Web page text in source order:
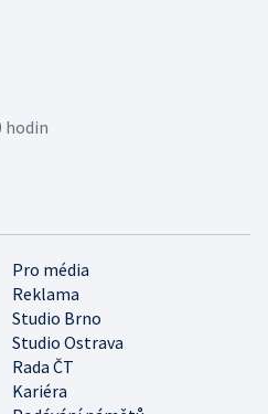
Pro média
Reklama
Studio Brno
Studio Ostrava
Rada ČT
Kariéra
hodin